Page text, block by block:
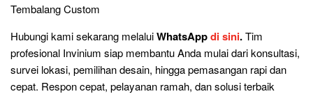
Tembalang Custom
Hubungi kami sekarang melaluiWhatsAppdi sini.Tim
profesional Invinium siap membantu Anda mulai dari konsultasi,
survei lokasi, pemilihan desain, hingga pemasangan rapi dan
cepat. Respon cepat, pelayanan ramah, dan solusi terbaik